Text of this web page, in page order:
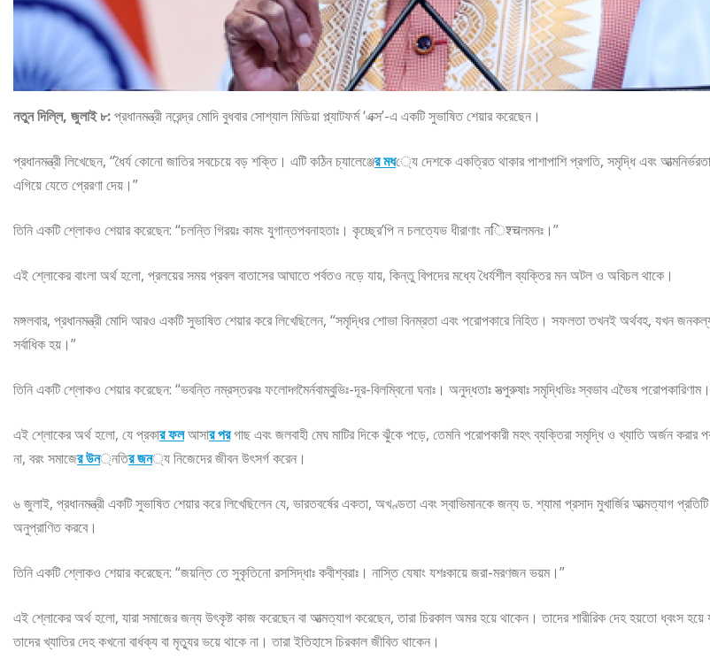
নতুন দিল্লি, জুলাই ৮:প্রধানমন্ত্রী নরেন্দ্র মোদি বুধবার সোশ্যাল মিডিয়া প্ল্যাটফর্ম ‘এক্স’-এ একটি সুভাষিত শেয়ার করেছেন।
প্রধানমন্ত্রী লিখেছেন, “ধৈর্য কোনো জাতির সবচেয়ে বড় শক্তি। এটি কঠিন চ্যালেঞ্জের মধ্যে দেশকে একত্রিত থাকার পাশাপাশি প্রগতি, সমৃদ্ধি এবং
এগিয়ে যেতে প্রেরণা দেয়।”
তিনি একটি শ্লোকও শেয়ার করেছেন: “চলন্তি গিরয়ঃ কামং যুগান্তপবনাহতাঃ। কৃচ্ছ্রে’পি ন চলত্যেভ ধীরাণাং নिश्चলমনঃ।”
এই শ্লোকের বাংলা অর্থ হলো, প্রলয়ের সময় প্রবল বাতাসের আঘাতে পর্বতও নড়ে যায়, কিন্তু বিপদের মধ্যে ধৈর্যশীল ব্যক্তির মন অটল ও অবিচল থাকে।
মঙ্গলবার, প্রধানমন্ত্রী মোদি আরও একটি সুভাষিত শেয়ার করে লিখেছিলেন, “সমৃদ্ধির শোভা বিনম্রতা এবং পরোপকারে নিহিত। সফলতা তখনই অর্থবহ, যখন
সর্বাধিক হয়।”
তিনি একটি শ্লোকও শেয়ার করেছেন: “ভবন্তি নম্রস্তরবঃ ফলোদ্গমৈর্নবাম্বুভিঃ-দূর-বিলম্বিনো ঘনাঃ। অনুদ্ধতাঃ সত্পুরুষাঃ সমৃদ্ধিভিঃ স্বভাব এভৈষ
এই শ্লোকের অর্থ হলো, যে প্রকার ফলআসার পরগাছ এবং জলবাহী মেঘ মাটির দিকে ঝুঁকে পড়ে, তেমনি পরোপকারী মহৎ ব্যক্তিরা সমৃদ্ধি ও খ্যাতি অর্জন করার
না, বরং সমাজের উন্নতির জন্য নিজেদের জীবন উৎসর্গ করেন।
৬ জুলাই, প্রধানমন্ত্রী একটি সুভাষিত শেয়ার করে লিখেছিলেন যে, ভারতবর্ষের একতা, অখণ্ডতা এবং স্বাভিমানকে জন্য ড. শ্যামা প্রসাদ মুখার্জির আত্মত্যাগ
অনুপ্রাণিত করবে।
তিনি একটি শ্লোকও শেয়ার করেছেন: “জয়ন্তি তে সুকৃতিনো রসসিদ্ধাঃ কবীশ্বরাঃ। নাস্তি যেষাং যশঃকায়ে জরা-মরণজন ভয়ম।”
এই শ্লোকের অর্থ হলো, যারা সমাজের জন্য উৎকৃষ্ট কাজ করেছেন বা আত্মত্যাগ করেছেন, তারা চিরকাল অমর হয়ে থাকেন। তাদের শারীরিক দেহ হয়তো ধ্বংস হয়ে
তাদের খ্যাতির দেহ কখনো বার্ধক্য বা মৃত্যুর ভয়ে থাকে না। তারা ইতিহাসে চিরকাল জীবিত থাকেন।